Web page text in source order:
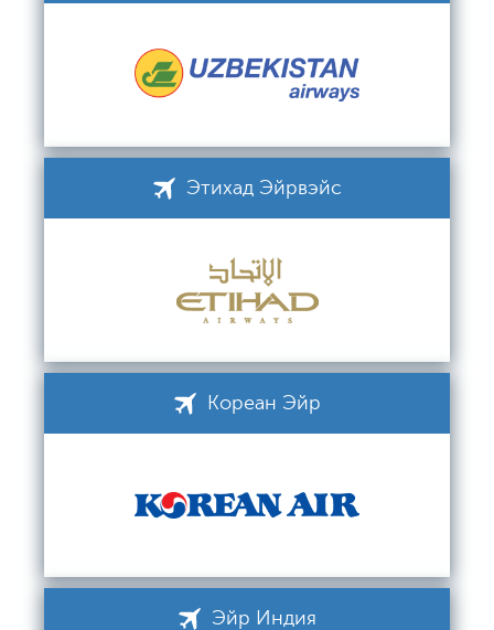
Этихад Эйрвэйс
Кореан Эйр
Эйр Индия